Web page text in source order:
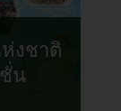
งชาติ
น